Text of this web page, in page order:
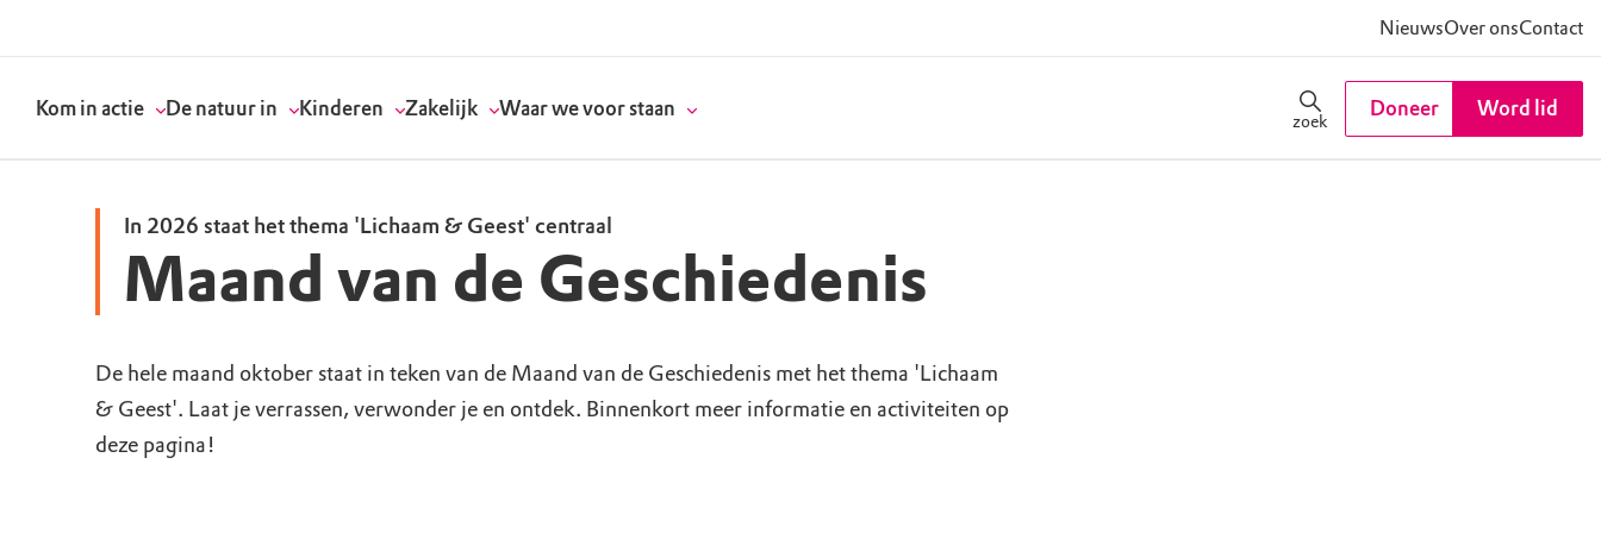
NieuwsOver onsContact
Kom in actie
Doneer
Word vrijwilliger
De natuur in
Routes
Natuurgebieden
Kinderen
Kinderactiviteiten
Verjaardagsfeestjes
Zakelijk
Geef een bedrijfsdonatie
Vergaderen in de natuur
Waar we voor staan
Onze visie
Actuele thema's
zoek
Doneer Word lid
In 2026 staat het thema 'Lichaam & Geest' centraal
Maand van de Geschiedenis
De hele maand oktober staat in teken van de Maand van de Geschiedenis met het thema 'Lichaam
& Geest'. Laat je verrassen, verwonder je en ontdek. Binnenkort meer informatie en activiteiten op
deze pagina!